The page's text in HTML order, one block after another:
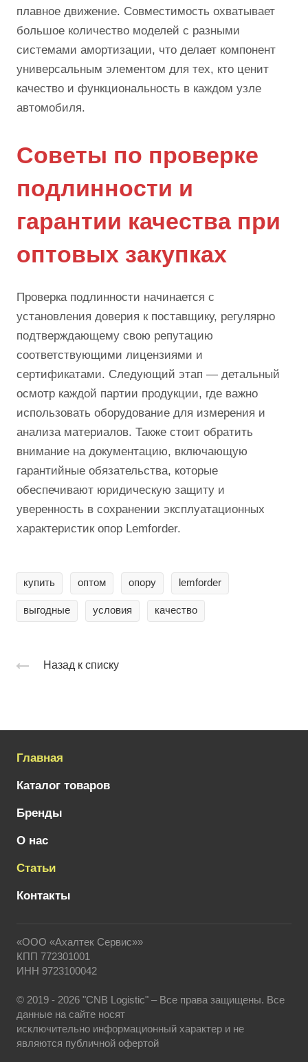
плавное движение. Совместимость охватывает
большое количество моделей с разными
системами амортизации, что делает компонент
универсальным элементом для тех, кто ценит
качество и функциональность в каждом узле
автомобиля.
Советы по проверке
подлинности и
гарантии качества при
оптовых закупках
Проверка подлинности начинается с
установления доверия к поставщику, регулярно
подтверждающему свою репутацию
соответствующими лицензиями и
сертификатами. Следующий этап — детальный
осмотр каждой партии продукции, где важно
использовать оборудование для измерения и
анализа материалов. Также стоит обратить
внимание на документацию, включающую
гарантийные обязательства, которые
обеспечивают юридическую защиту и
уверенность в сохранении эксплуатационных
характеристик опор Lemforder.
купить оптом опору lemforder
выгодные условия качество
Назад к списку
Главная
Каталог товаров
Бренды
О нас
Статьи
Контакты
«ООО «Ахалтек Сервис»»
КПП 772301001
ИНН 9723100042
© 2019 - 2026 "CNB Logistic" – Все права защищены. Все
данные на сайте носят
исключительно информационный характер и не
являются публичной офертой